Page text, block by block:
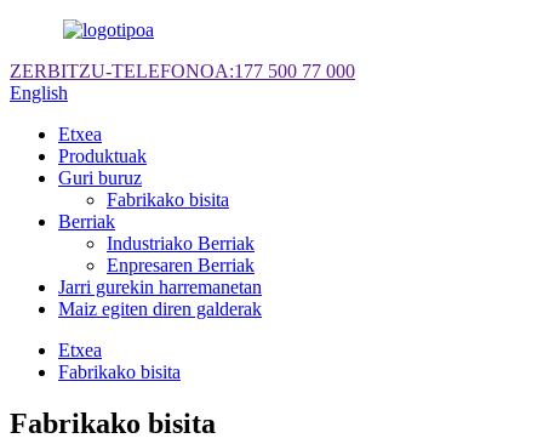
ZERBITZU-TELEFONOA:177 500 77 000
English
Etxea
Produktuak
Guri buruz
Fabrikako bisita
Berriak
Industriako Berriak
Enpresaren Berriak
Jarri gurekin harremanetan
Maiz egiten diren galderak
Etxea
Fabrikako bisita
Fabrikako bisita